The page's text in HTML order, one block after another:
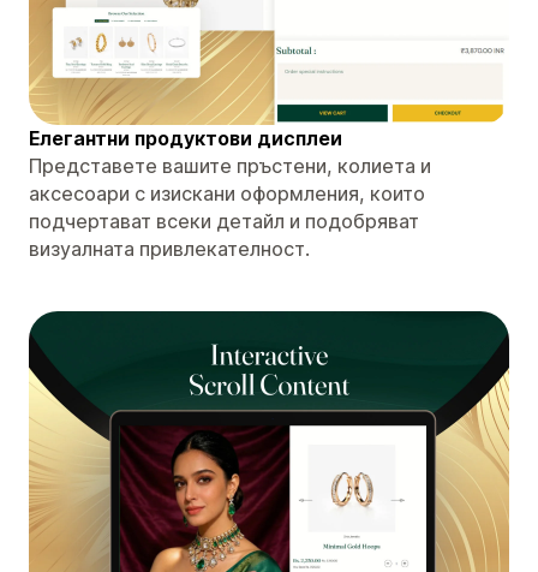
Елегантни продуктови дисплеи
Представете вашите пръстени, колиета и
аксесоари с изискани оформления, които
подчертават всеки детайл и подобряват
визуалната привлекателност.